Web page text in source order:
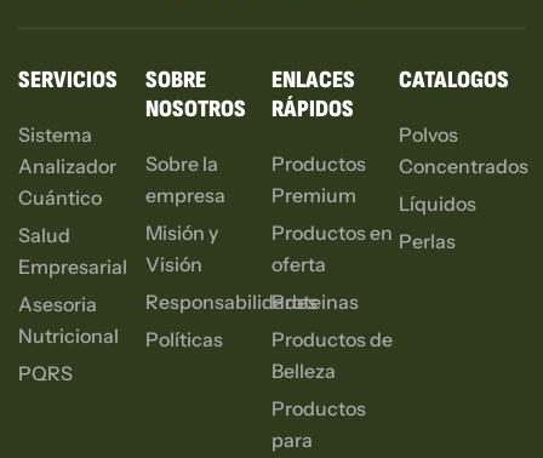
SERVICIOS
Sistema
Analizador
Cuántico
Salud
Empresarial
Asesoria
Nutricional
PQRS
SOBRE
NOSOTROS
Sobre la
empresa
Misión y
Visión
Responsabilidades
Políticas
ENLACES
RÁPIDOS
Productos
Premium
Productos en
oferta
Proteinas
Productos de
Belleza
Productos
para
CATALOGOS
Polvos
Concentrados
Líquidos
Perlas